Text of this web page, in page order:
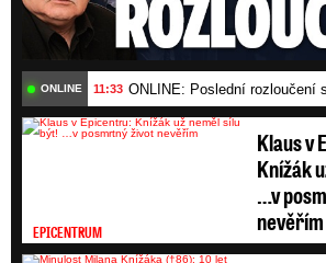
ONLINE 11:33 ONLINE: Poslední rozloučení
EPICENTRUM
Klaus v
Knížák
…v
nevěřím